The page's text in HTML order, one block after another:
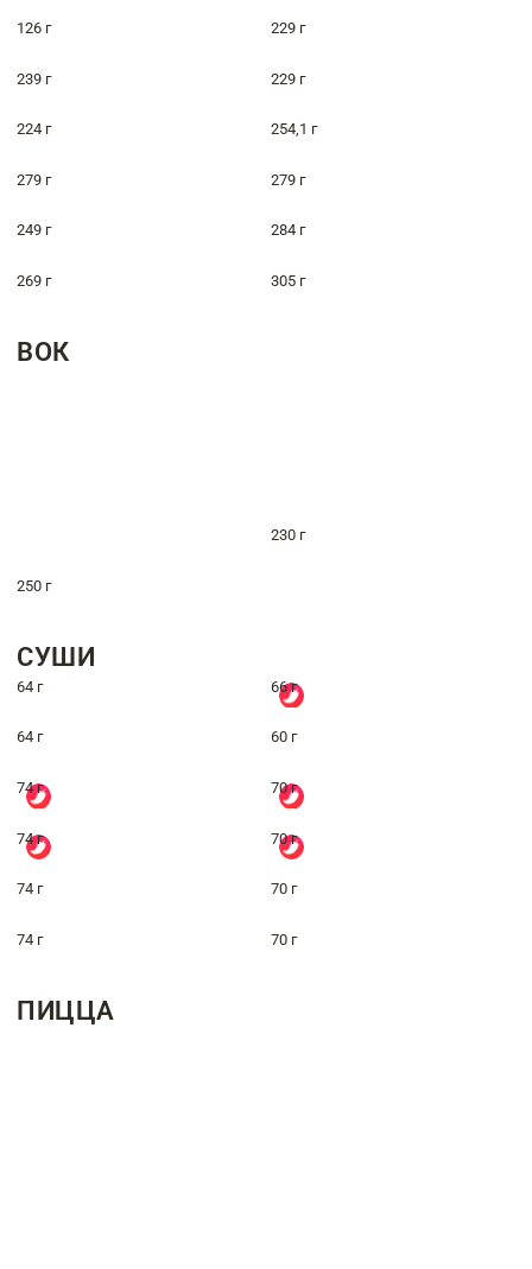
126 г 229 г
239 г 229 г
224 г 254,1 г
279 г 279 г
249 г 284 г
269 г 305 г
ВОК
230 г
250 г
СУШИ
64 г 66 г
64 г 60 г
74 г 70 г
74 г 70 г
74 г 70 г
74 г 70 г
ПИЦЦА